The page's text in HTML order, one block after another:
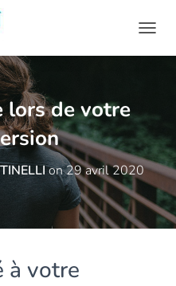
lors de votre
on29 avril 2020
à votre